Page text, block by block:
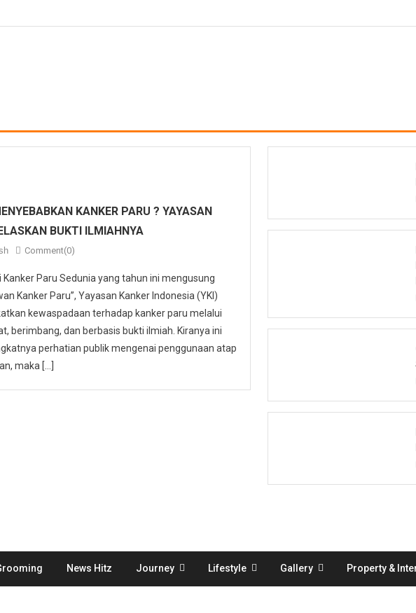
KANKER PARU ? YAYASAN
BUKTI ILMIAHNYA
Comment(0)
Paru Sedunia yang tahun ini mengusung
Kanker Paru”, Yayasan Kanker Indonesia (YKI)
kewaspadaan terhadap kanker paru melalui
berimbang, dan berbasis bukti ilmiah. Kiranya ini
perhatian publik mengenai penggunaan atap
maka […]
News Hitz Journey Lifestyle Gallery Property &